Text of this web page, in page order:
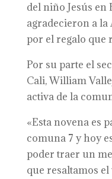
del niño Jesús en
agradecieron a la
por el regalo que
Por su parte el
Cali, William
activa de la
«Esta novena es
comuna 7 y hoy
poder traer un
que resaltamos